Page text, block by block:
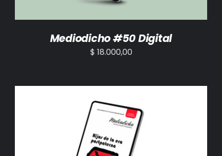
Mediodicho #50 Digital
$ 18.000,00
AÑADIR AL CARRITO /